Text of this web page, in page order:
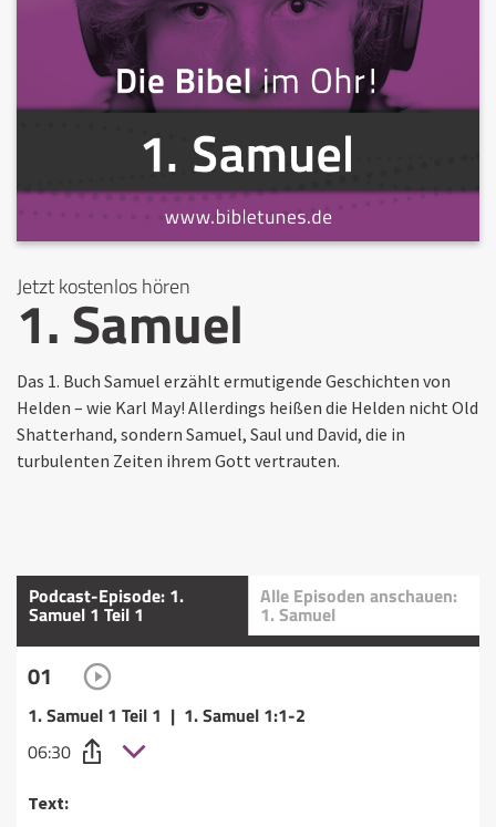
Jetzt kostenlos hören
1. Samuel
Das 1. Buch Samuel erzählt ermutigende Geschichten von
Helden – wie Karl May! Allerdings heißen die Helden nicht Old
Shatterhand, sondern Samuel, Saul und David, die in
turbulenten Zeiten ihrem Gott vertrauten.
Podcast-Episode: 1.
Samuel 1 Teil 1
Alle Episoden anschauen:
1. Samuel
01
1. Samuel 1 Teil 1 | 1. Samuel 1:1-2
06:30
Text: